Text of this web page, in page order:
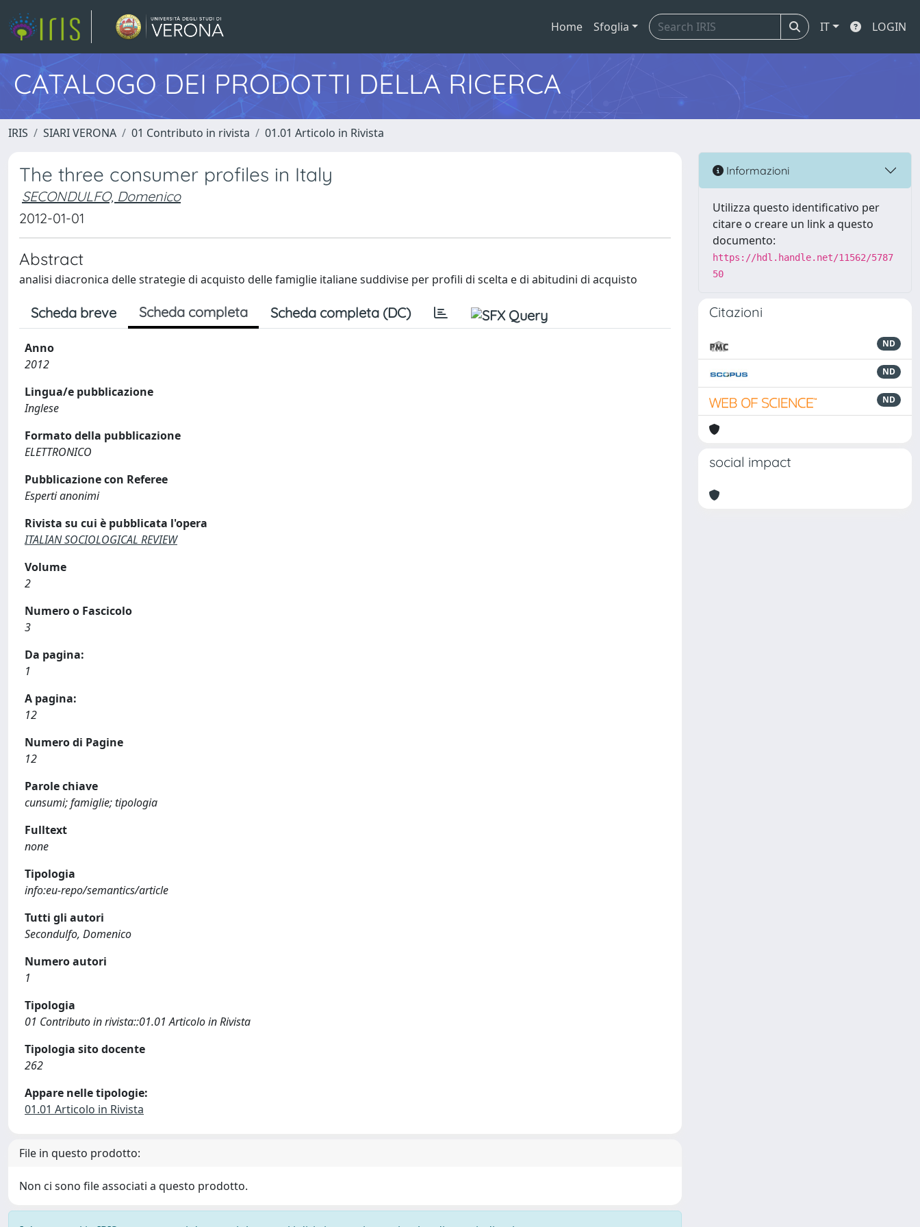
Home Sfoglia IT LOGIN
CATALOGO DEI PRODOTTI DELLA RICERCA
IRIS SIARI VERONA 01 Contributo in rivista 01.01 Articolo in Rivista
The three consumer profiles in Italy
SECONDULFO, Domenico
2012-01-01
Abstract
analisi diacronica delle strategie di acquisto delle famiglie italiane suddivise per profili di scelta e di abitudini di acquisto
Scheda breve Scheda completa Scheda completa (DC)
Anno
2012
Lingua/e pubblicazione
Inglese
Formato della pubblicazione
ELETTRONICO
Pubblicazione con Referee
Esperti anonimi
Rivista su cui è pubblicata l'opera
ITALIAN SOCIOLOGICAL REVIEW
Volume
2
Numero o Fascicolo
3
Da pagina:
1
A pagina:
12
Numero di Pagine
12
Parole chiave
cunsumi; famiglie; tipologia
Fulltext
none
Tipologia
info:eu-repo/semantics/article
Tutti gli autori
Secondulfo, Domenico
Numero autori
1
Tipologia
01 Contributo in rivista::01.01 Articolo in Rivista
Tipologia sito docente
262
Appare nelle tipologie:
01.01 Articolo in Rivista
File in questo prodotto:
Non ci sono file associati a questo prodotto.
Informazioni
Utilizza questo identificativo per
citare o creare un link a questo
documento:
https://hdl.handle.net/11562/5787
50
Citazioni
ND
ND
ND
social impact